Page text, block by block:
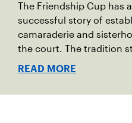
The Friendship Cup has
successful story of
camaraderie and
the court. The tradition
Walter Foeger of
READ MORE